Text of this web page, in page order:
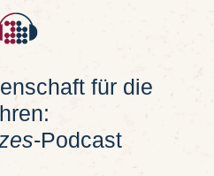
für die
-Podcast